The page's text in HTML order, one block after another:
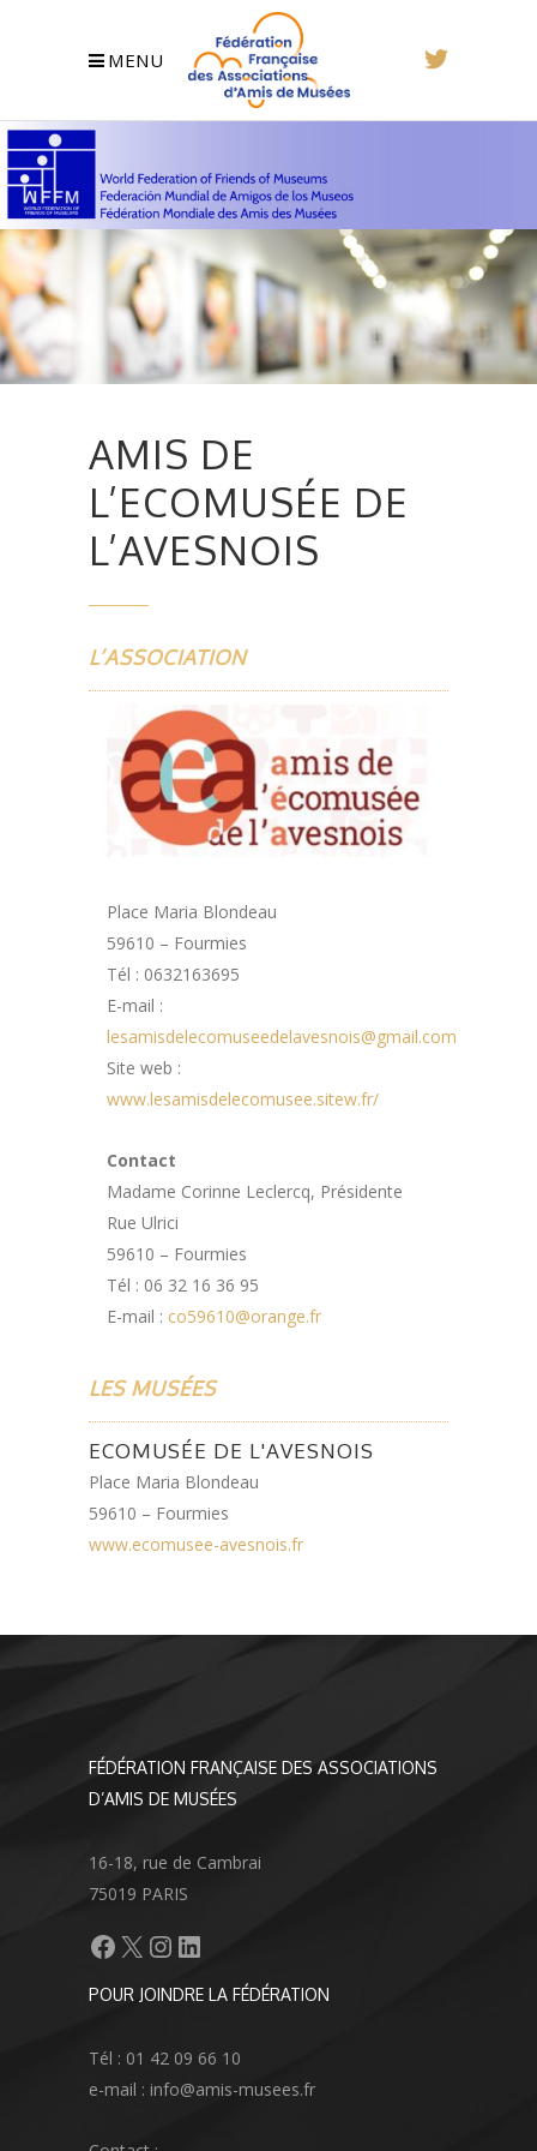
MENU
AMIS DE
L’ECOMUSÉE DE
L’AVESNOIS
L’ASSOCIATION
Place Maria Blondeau
59610 – Fourmies
Tél : 0632163695
E-mail :
lesamisdelecomuseedelavesnois@gmail.com
Site web :
www.lesamisdelecomusee.sitew.fr/
Contact
Madame Corinne Leclercq, Présidente
Rue Ulrici
59610 – Fourmies
Tél : 06 32 16 36 95
E-mail : co59610@orange.fr
LES MUSÉES
ECOMUSÉE DE L'AVESNOIS
Place Maria Blondeau
59610 – Fourmies
www.ecomusee-avesnois.fr
FÉDÉRATION FRANÇAISE DES ASSOCIATIONS
D’AMIS DE MUSÉES
16-18, rue de Cambrai
75019 PARIS
Facebook
X Instagram
LinkedIn
POUR JOINDRE LA FÉDÉRATION
Tél : 01 42 09 66 10
e-mail : info@amis-musees.fr